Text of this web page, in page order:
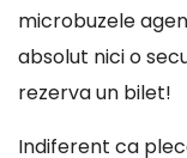
microbuzele
absolut nici o
rezerva un bilet!
Indiferent ca